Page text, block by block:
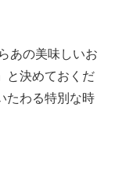
あの美味しいお
と決めておくだ
たわる特別な時